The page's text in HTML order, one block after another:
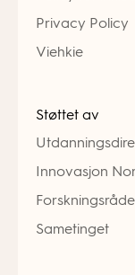
Privacy Policy
Viehkie
Støttet av
Innovasjon
Sametinget